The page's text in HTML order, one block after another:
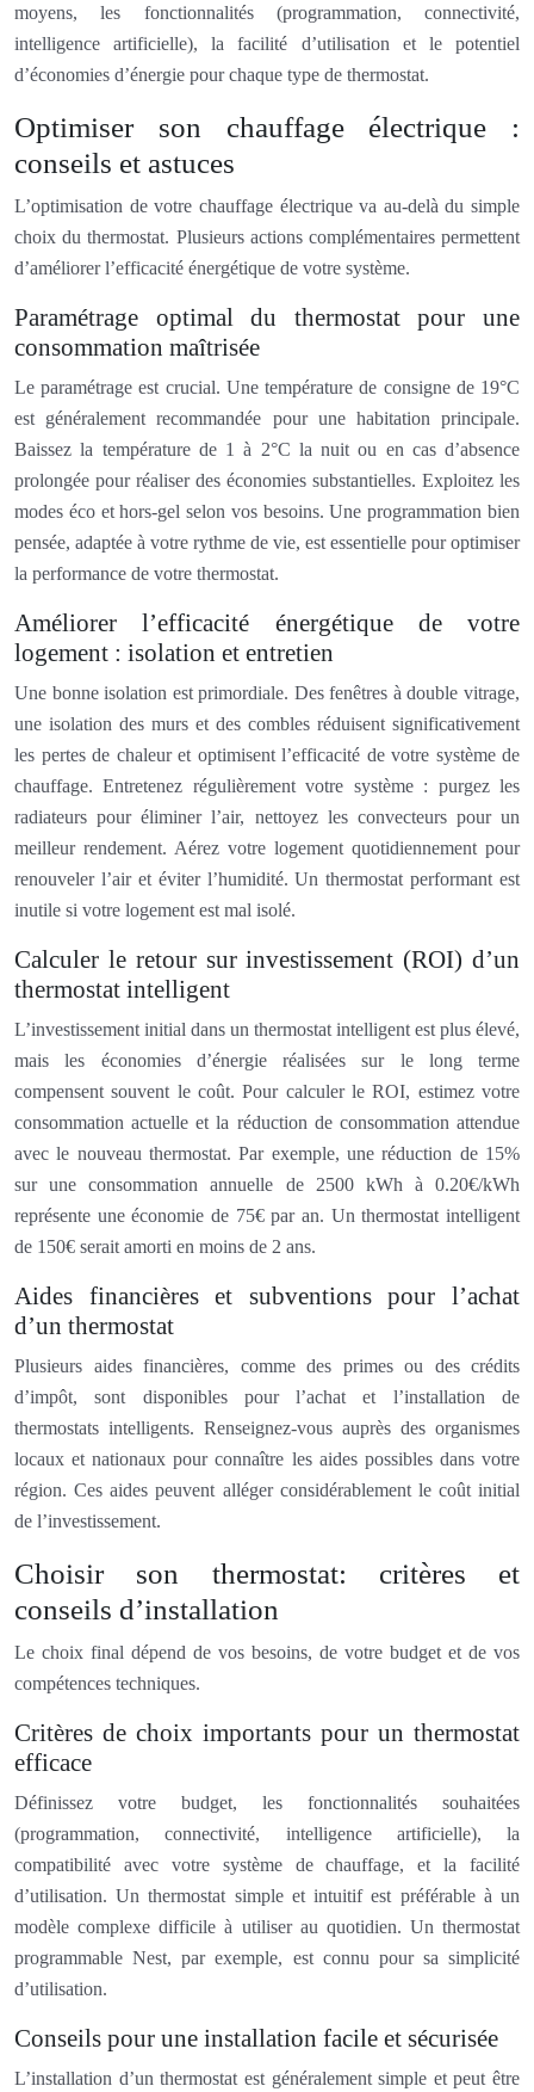
moyens, les fonctionnalités (programmation, connectivité,
intelligence artificielle), la facilité d’utilisation et le potentiel
d’économies d’énergie pour chaque type de thermostat.
Optimiser son chauffage électrique :
conseils et astuces
L’optimisation de votre chauffage électrique va au-delà du simple
choix du thermostat. Plusieurs actions complémentaires permettent
d’améliorer l’efficacité énergétique de votre système.
Paramétrage optimal du thermostat pour une
consommation maîtrisée
Le paramétrage est crucial. Une température de consigne de 19°C
est généralement recommandée pour une habitation principale.
Baissez la température de 1 à 2°C la nuit ou en cas d’absence
prolongée pour réaliser des économies substantielles. Exploitez les
modes éco et hors-gel selon vos besoins. Une programmation bien
pensée, adaptée à votre rythme de vie, est essentielle pour optimiser
la performance de votre thermostat.
Améliorer l’efficacité énergétique de votre
logement : isolation et entretien
Une bonne isolation est primordiale. Des fenêtres à double vitrage,
une isolation des murs et des combles réduisent significativement
les pertes de chaleur et optimisent l’efficacité de votre système de
chauffage. Entretenez régulièrement votre système : purgez les
radiateurs pour éliminer l’air, nettoyez les convecteurs pour un
meilleur rendement. Aérez votre logement quotidiennement pour
renouveler l’air et éviter l’humidité. Un thermostat performant est
inutile si votre logement est mal isolé.
Calculer le retour sur investissement (ROI) d’un
thermostat intelligent
L’investissement initial dans un thermostat intelligent est plus élevé,
mais les économies d’énergie réalisées sur le long terme
compensent souvent le coût. Pour calculer le ROI, estimez votre
consommation actuelle et la réduction de consommation attendue
avec le nouveau thermostat. Par exemple, une réduction de 15%
sur une consommation annuelle de 2500 kWh à 0.20€/kWh
représente une économie de 75€ par an. Un thermostat intelligent
de 150€ serait amorti en moins de 2 ans.
Aides financières et subventions pour l’achat
d’un thermostat
Plusieurs aides financières, comme des primes ou des crédits
d’impôt, sont disponibles pour l’achat et l’installation de
thermostats intelligents. Renseignez-vous auprès des organismes
locaux et nationaux pour connaître les aides possibles dans votre
région. Ces aides peuvent alléger considérablement le coût initial
de l’investissement.
Choisir son thermostat: critères et
conseils d’installation
Le choix final dépend de vos besoins, de votre budget et de vos
compétences techniques.
Critères de choix importants pour un thermostat
efficace
Définissez votre budget, les fonctionnalités souhaitées
(programmation, connectivité, intelligence artificielle), la
compatibilité avec votre système de chauffage, et la facilité
d’utilisation. Un thermostat simple et intuitif est préférable à un
modèle complexe difficile à utiliser au quotidien. Un thermostat
programmable Nest, par exemple, est connu pour sa simplicité
d’utilisation.
Conseils pour une installation facile et sécurisée
L’installation d’un thermostat est généralement simple et peut être